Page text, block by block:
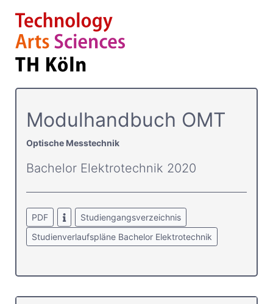
Modulhandbuch OMT
Optische Messtechnik
Bachelor Elektrotechnik 2020
PDF
Studiengangsverzeichnis
Studienverlaufspläne Bachelor Elektrotechnik